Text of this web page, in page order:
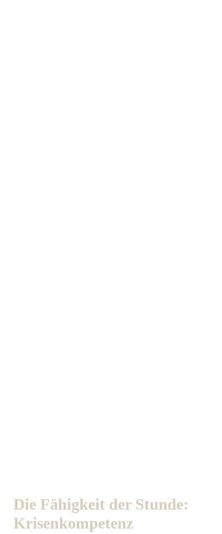
Die Fähigkeit der Stunde:
Krisenkompetenz